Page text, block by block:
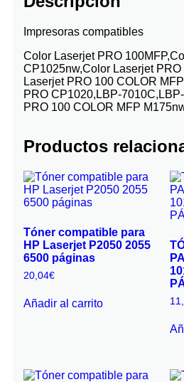
Impresoras compatibles
Color Laserjet PRO
CP1025nw,Color Laserjet
Laserjet PRO 100 COLOR
PRO CP1020,LBP-
PRO 100 COLOR MFP
Productos
Tóner compatible para
HP Laserjet P2050 2055
6500 páginas
20,04€
Añadir al carrito